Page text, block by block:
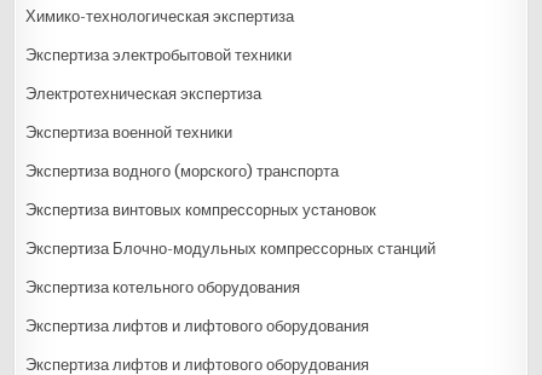
Химико-технологическая экспертиза
Экспертиза электробытовой техники
Электротехническая экспертиза
Экспертиза военной техники
Экспертиза водного (морского) транспорта
Экспертиза винтовых компрессорных установок
Экспертиза Блочно-модульных компрессорных станций
Экспертиза котельного оборудования
Экспертиза лифтов и лифтового оборудования
Экспертиза лифтов и лифтового оборудования